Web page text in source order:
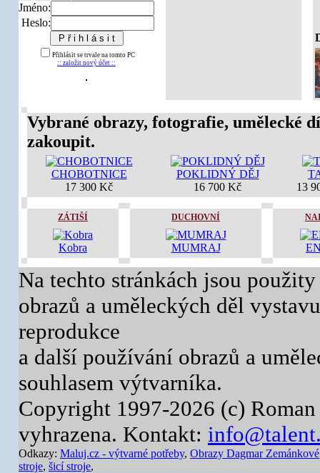
Jméno:
Heslo:
Přihlásit se trvale na tomto PC
:: založit nový účet ::
Vybrané obrazy, fotografie, umělecké
zakoupit.
CHOBOTNICE
17 300 Kč
POKLIDNÝ DĚJ
16 700 Kč
13
ZÁTIŠÍ
Kobra
DUCHOVNÍ
MUMRAJ
Na techto stránkách jsou
obrazů a uměleckých děl
reprodukce
a další používání obrazů a
souhlasem výtvarníka.
Copyright 1997-2026 (c)
vyhrazena. Kontakt:
Odkazy: Maluj.cz - výtvarné potřeby, Obrazy Dagmar Zemánkové
stroje, šicí stroje,